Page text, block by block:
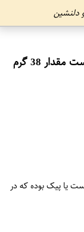
دلنشین
38 گرم
یا پیک بوده که در